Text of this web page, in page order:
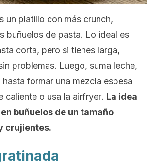
un platillo con más crunch,
buñuelos de pasta. Lo ideal es
corta, pero si tienes larga,
problemas. Luego, suma leche,
formar una mezcla espesa
caliente o usa la airfryer. La idea
buñuelos de un tamaño
crujientes.